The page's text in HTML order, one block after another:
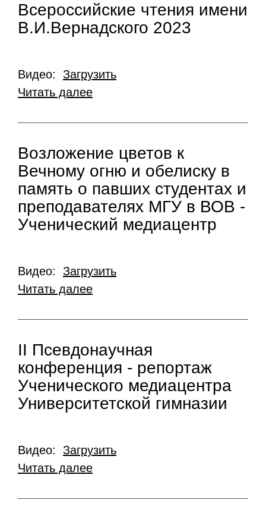
Всероссийские чтения имени
В.И.Вернадского 2023
Видео: Загрузить
Читать далее
Возложение цветов к
Вечному огню и обелиску в
память о павших студентах и
преподавателях МГУ в ВОВ -
Ученический медиацентр
Видео: Загрузить
Читать далее
II Псевдонаучная
конференция - репортаж
Ученического медиацентра
Университетской гимназии
Видео: Загрузить
Читать далее